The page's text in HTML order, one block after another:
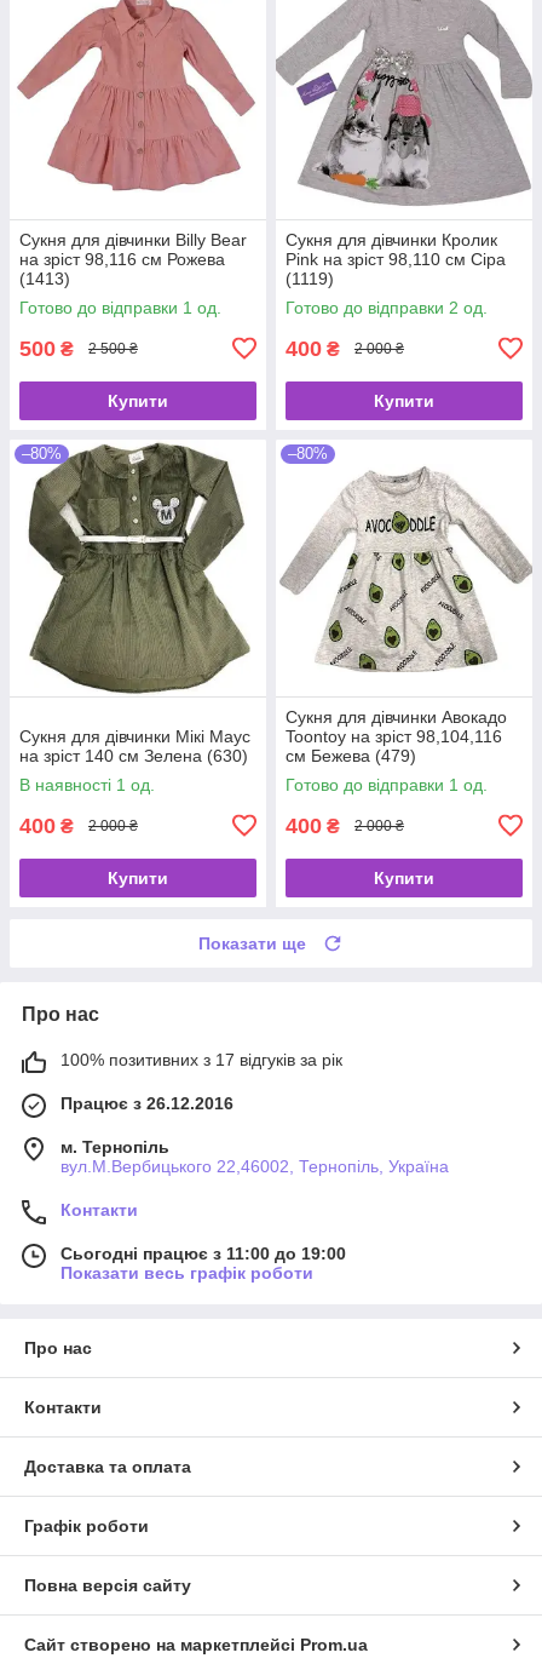
Сукня для дівчинки Billy Bear
на зріст 98,116 см Рожева
(1413)
Готово до відправки 1 од.
500 ₴ 2 500 ₴
Купити
Сукня для дівчинки Кролик
Pink на зріст 98,110 см Сіра
(1119)
Готово до відправки 2 од.
400 ₴ 2 000 ₴
Купити
–80%
Сукня для дівчинки Мікі Маус
на зріст 140 см Зелена (630)
В наявності 1 од.
400 ₴ 2 000 ₴
Купити
–80%
Сукня для дівчинки Авокадо
Toontoy на зріст 98,104,116
см Бежева (479)
Готово до відправки 1 од.
400 ₴ 2 000 ₴
Купити
Показати ще
Про нас
100% позитивних з 17 відгуків за рік
Працює з 26.12.2016
м. Тернопіль
вул.М.Вербицького 22,46002, Тернопіль, Україна
Контакти
Сьогодні працює з 11:00 до 19:00
Показати весь графік роботи
Про нас
Контакти
Доставка та оплата
Графік роботи
Повна версія сайту
Сайт створено на маркетплейсі Prom.ua